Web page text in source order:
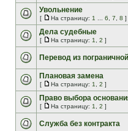
Увольнение
[ На страницу: 1 6 7 8 ]
Дела судебные
[ На страницу: 1 2 ]
Перевод из
Плановая замена
[ На страницу: 1 2 ]
Право выбора
[ На страницу: 1 2 ]
Служба без контракта